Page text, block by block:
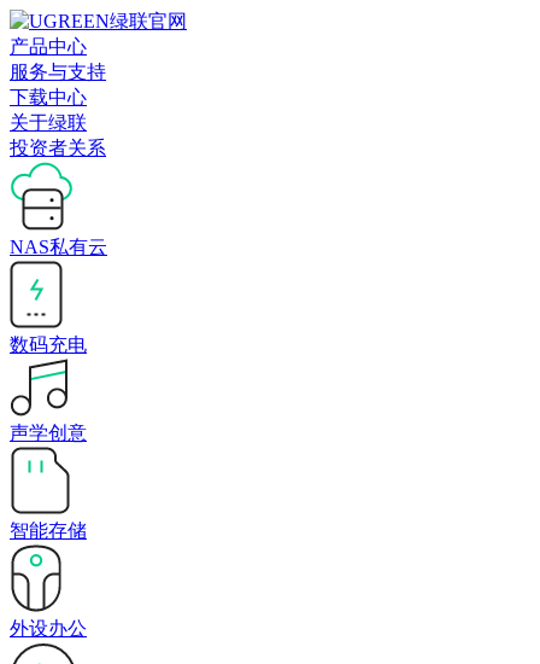
产品中心
服务与支持
下载中心
关于绿联
投资者关系
NAS私有云
数码充电
声学创意
智能存储
外设办公